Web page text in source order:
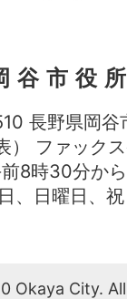
谷市役
長野県岡谷
） ファッ
8時30分か
、日曜日、
Okaya City.